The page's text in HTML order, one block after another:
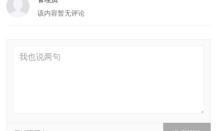
该内容暂无评论